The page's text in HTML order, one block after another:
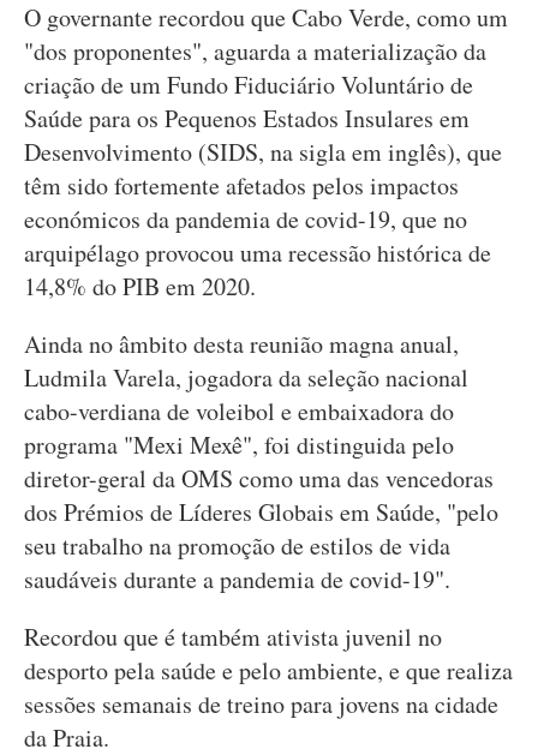
O governante recordou que Cabo Verde, como um
"dos proponentes", aguarda a materialização da
criação de um Fundo Fiduciário Voluntário de
Saúde para os Pequenos Estados Insulares em
Desenvolvimento (SIDS, na sigla em inglês), que
têm sido fortemente afetados pelos impactos
económicos da pandemia de covid-19, que no
arquipélago provocou uma recessão histórica de
14,8% do PIB em 2020.
Ainda no âmbito desta reunião magna anual,
Ludmila Varela, jogadora da seleção nacional
cabo-verdiana de voleibol e embaixadora do
programa "Mexi Mexê", foi distinguida pelo
diretor-geral da OMS como uma das vencedoras
dos Prémios de Líderes Globais em Saúde, "pelo
seu trabalho na promoção de estilos de vida
saudáveis durante a pandemia de covid-19".
Recordou que é também ativista juvenil no
desporto pela saúde e pelo ambiente, e que realiza
sessões semanais de treino para jovens na cidade
da Praia.